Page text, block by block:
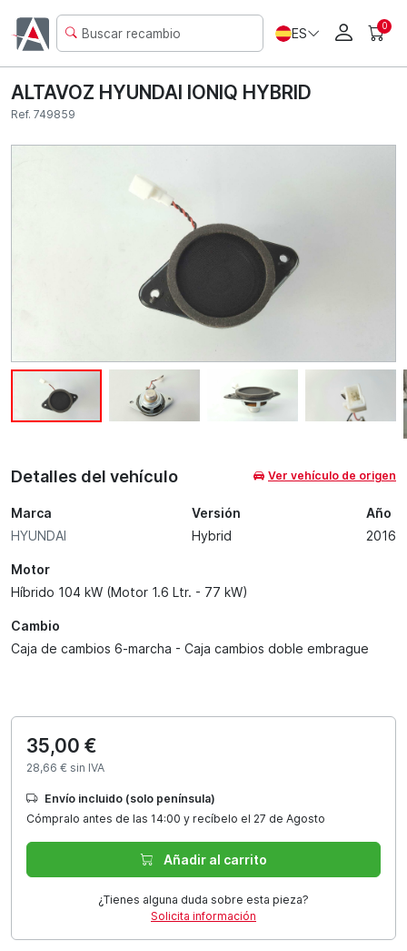
ES 0
ALTAVOZ HYUNDAI IONIQ HYBRID
Ref. 749859
Detalles del vehículo Ver vehículo de origen
Marca
HYUNDAI
Versión
Hybrid
Año
2016
Motor
Híbrido 104 kW (Motor 1.6 Ltr. - 77 kW)
Cambio
Caja de cambios 6-marcha - Caja cambios doble embrague
35,00 €
28,66 € sin IVA
Envío incluido (solo península)
Cómpralo antes de las 14:00 y recíbelo el 27 de Agosto
Añadir al carrito
¿Tienes alguna duda sobre esta pieza?
Solicita información